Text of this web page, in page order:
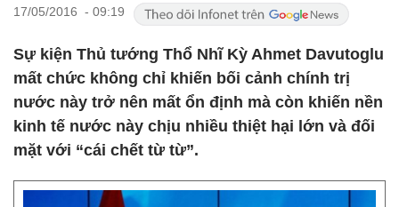
17/05/2016 - 09:19
Sự kiện Thủ tướng Thổ Nhĩ Kỳ Ahmet Davutoglu
mất chức không chỉ khiến bối cảnh chính trị
nước này trở nên mất ổn định mà còn khiến nền
kinh tế nước này chịu nhiều thiệt hại lớn và đối
mặt với “cái chết từ từ”.